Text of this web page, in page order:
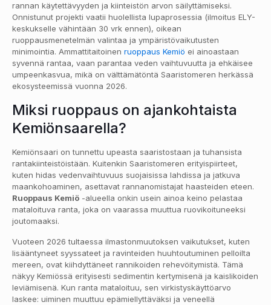
rannan käytettävyyden ja kiinteistön arvon säilyttämiseksi.
Onnistunut projekti vaatii huolellista lupaprosessia (ilmoitus ELY-
keskukselle vähintään 30 vrk ennen), oikean
ruoppausmenetelmän valintaa ja ympäristövaikutusten
minimointia. Ammattitaitoinen ruoppaus Kemiö ei ainoastaan
syvennä rantaa, vaan parantaa veden vaihtuvuutta ja ehkäisee
umpeenkasvua, mikä on välttämätöntä Saaristomeren herkässä
ekosysteemissä vuonna 2026.
Miksi ruoppaus on ajankohtaista
Kemiönsaarella?
Kemiönsaari on tunnettu upeasta saaristostaan ja tuhansista
rantakiinteistöistään. Kuitenkin Saaristomeren erityispiirteet,
kuten hidas vedenvaihtuvuus suojaisissa lahdissa ja jatkuva
maankohoaminen, asettavat rannanomistajat haasteiden eteen.
Ruoppaus Kemiö -alueella onkin usein ainoa keino pelastaa
mataloituva ranta, joka on vaarassa muuttua ruovikoituneeksi
joutomaaksi.
Vuoteen 2026 tultaessa ilmastonmuutoksen vaikutukset, kuten
lisääntyneet syyssateet ja ravinteiden huuhtoutuminen pelloilta
mereen, ovat kiihdyttäneet rannikoiden rehevöitymistä. Tämä
näkyy Kemiössä erityisesti sedimentin kertymisenä ja kaislikoiden
leviämisenä. Kun ranta mataloituu, sen virkistyskäyttöarvo
laskee: uiminen muuttuu epämiellyttäväksi ja veneellä